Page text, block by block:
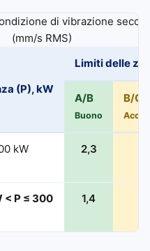
di vibrazione
(mm/s RMS)
(P), kW
Limiti delle
A/B
Buono
B/C
kW 2,3
< P ≤ 300
1,4